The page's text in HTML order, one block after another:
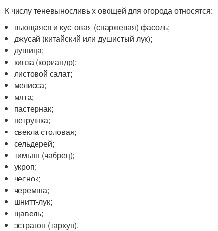
К числу теневыносливых овощей для огорода относятся:
вьющаяся и кустовая (спаржевая) фасоль;
джусай (китайский или душистый лук);
душица;
кинза (кориандр);
листовой салат;
мелисса;
мята;
пастернак;
петрушка;
свекла столовая;
сельдерей;
тимьян (чабрец);
укроп;
чеснок;
черемша;
шнитт-лук;
щавель;
эстрагон (тархун).